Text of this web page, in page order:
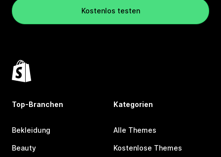
Kostenlos testen
Top-Branchen
Bekleidung
Beauty
Kategorien
Alle Themes
Kostenlose Themes